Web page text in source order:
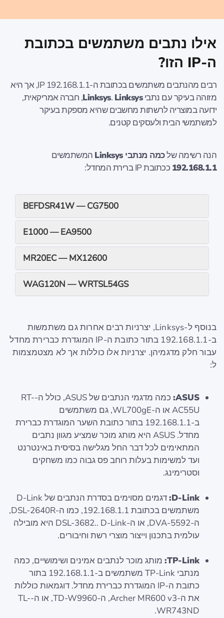
אילו נתבים משתמשים בכתובת
ה-IP הזו?
רבים מהנתבים משתמשים בכתובת ה-IP 192.168.1.1, אך היא
מזוהה בעיקר עם נתבי
Linksys. Linksys
, חברה אמריקאית,
ידועה במוצריה לרשתות מחשבים שהיא מספקת בעיקר
למשתמשי הבית ולעסקים קטנים.
הנה רשימה שלכמה מנתבי Linksys
המשתמשים
192.168.1.1 ככתובת IP ברירת המחדל:
BEFDSR41W — CG7500
E1000 — EA9500
MR20EC — MX12600
WAG120N — WRTSL54GS
בנוסף ל-Linksys, יצרניות רבים אחרות גם משתמשות
ב-192.168.1.1 בתור כתובת ה-IP המוגדרת כברירת מחדל
עבור חלק מדגמיהן. יצרניות אלו כוללות אך לא מצטמצמות
ל:
ASUS:
כמה מדגמי הנתבים של ASUS, כולל ה-RT-
AC55U או ה-WL700gE, גם משתמשים
ב-192.168.1.1 בתור כתובת השער המוגדרת כברירת
מחדל. ASUS היא מותג מוכר שמציע מגוון נתבים
המתאימים לכל דבר החל מגלישה בסיסית באינטרנט
ועד למשימות בעלות רוחב פס גבוה כמו משחקים
וסטרימינג.
D-Link:
דגמים מסוימים בסדרת הנתבים של D-Link
משתמשים בכתובת 192.168.1.1, כמו ה-DSL-2640R,
ה-DVA-5592, או ה-DSL-3682.. D-Link היא מובילה
עולמית בתכנון וייצור מוצרי רשת וחיבורים.
TP-Link: מותג מוכר לנתבים אמינים ושימושיים, כמה
מנתבי TP-Link משתמשים ב-192.168.1.1 בתור
כתובת ה-IP המוגדרת כברירת מחדל. דוגמאות כוללות
את ה-Archer MR600 v3, ה-TD-W9960, או ה-TL-
WR743ND.